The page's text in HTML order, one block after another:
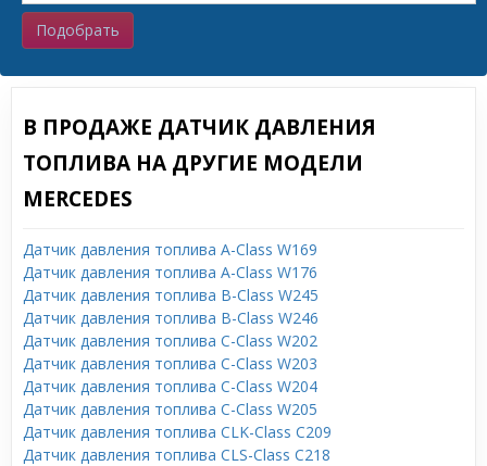
Подобрать
В ПРОДАЖЕ ДАТЧИК ДАВЛЕНИЯ
ТОПЛИВА НА ДРУГИЕ МОДЕЛИ
MERCEDES
Датчик давления топлива A-Class W169
Датчик давления топлива A-Class W176
Датчик давления топлива B-Class W245
Датчик давления топлива B-Class W246
Датчик давления топлива C-Class W202
Датчик давления топлива C-Class W203
Датчик давления топлива C-Class W204
Датчик давления топлива C-Class W205
Датчик давления топлива CLK-Class C209
Датчик давления топлива CLS-Class C218